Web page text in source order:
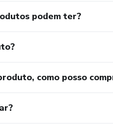
podem ter?
como posso